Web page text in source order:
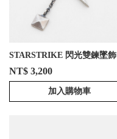
STARSTRIKE 閃光雙鍊墜飾
NT$ 3,200
加入購物車